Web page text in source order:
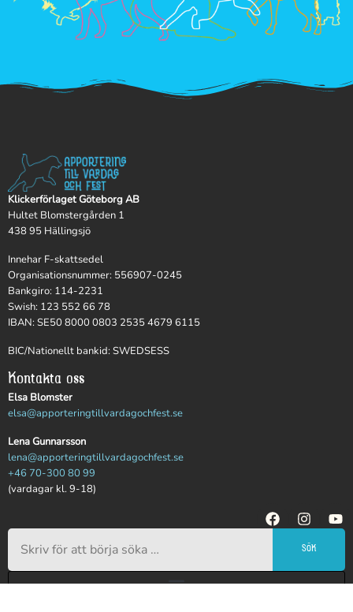
Klickerförlaget Göteborg AB
Hultet Blomstergården 1
438 95 Hällingsjö
Innehar F-skattsedel
Organisationsnummer: 556907-0245
Bankgiro: 114-2231
Swish: 123 552 66 78
IBAN: SE50 8000 0803 2535 4679 6115
BIC/Nationellt bankid: SWEDSESS
Kontakta oss
Elsa Blomster
elsa@apporteringtillvardagochfest.se
Lena Gunnarsson
lena@apporteringtillvardagochfest.se
+46 70-300 80 99
(vardagar kl. 9-18)
SÖK